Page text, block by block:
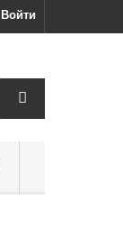
Войти